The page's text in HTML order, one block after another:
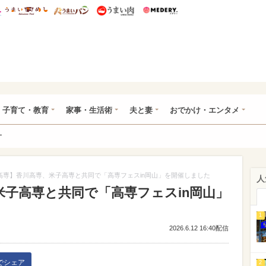
研 ディズニー特集
mimot. うまいめし うまいパン うまい肉
子育て・教育 家事・生活術 夫と妻 おでかけ・エンタメ
専】香川高専、米子高専と共同で「高専フェスin岡山」を開催しました
高専と共同で「高専フェスin岡山」
2026.6.12 16:40配信
シェア
1
2